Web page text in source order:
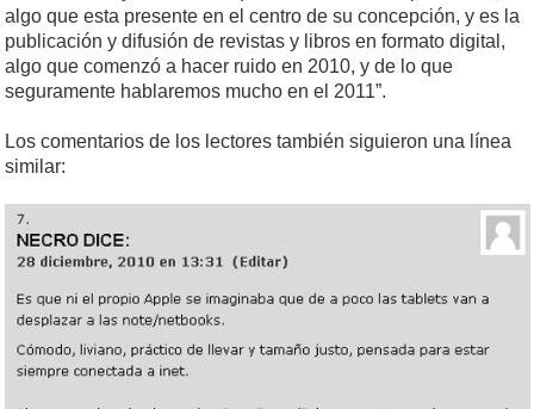
algo que esta presente en el centro de su concepción, y es la
publicación y difusión de revistas y libros en formato digital,
algo que comenzó a hacer ruido en 2010, y de lo que
seguramente hablaremos mucho en el 2011”.
Los comentarios de los lectores también siguieron una línea
similar: